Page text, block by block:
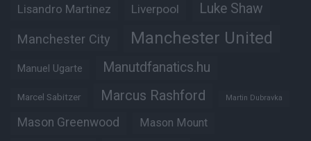
Lisandro Martinez Liverpool Luke Shaw
Manchester City Manchester United
Manuel Ugarte Manutdfanatics.hu
Marcel Sabitzer Marcus Rashford Martin Dubravka
Mason Greenwood Mason Mount